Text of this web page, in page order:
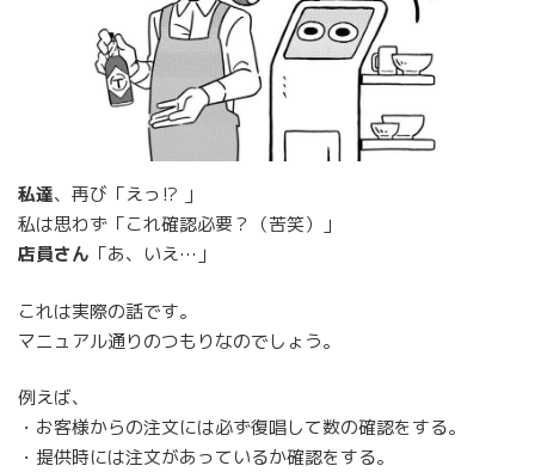
私達、再び「えっ⁉ 」
私は思わず「これ確認必要？（苦笑）」
店員さん 「あ、いえ…」
これは実際の話です。
マニュアル通りのつもりなのでしょう。
例えば、
・お客様からの注文には必ず復唱して数の確認をする。
・提供時には注文があっているか確認をする。